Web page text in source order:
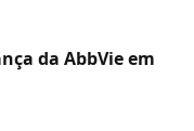
da AbbVie em